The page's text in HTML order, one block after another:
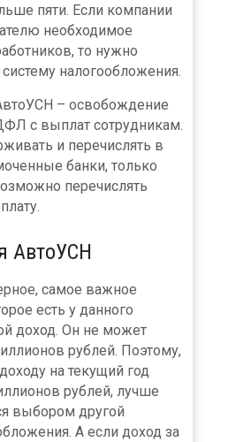
пяти. Если компании
необходимое
то нужно
налогообложения.
– освобождение
с выплат сотрудникам.
и перечислять в
банки, только
перечислять
АвтоУСН
самое важное
есть у данного
доход. Он не может
рублей. Поэтому,
на текущий год
рублей, лучше
выбором другой
А если доход за